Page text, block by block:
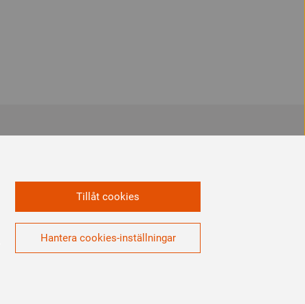
Tillåt cookies
Hantera cookies-inställningar